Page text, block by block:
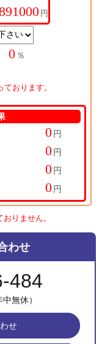
円
％
おります。
円
円
円
円
りません。
わせ
484
無休）
せ